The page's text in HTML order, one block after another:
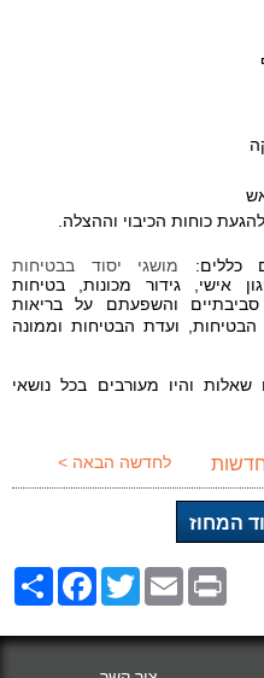
כוחות הכיבוי וההצלה
כללים: מושגי יסוד בבטיחות
אישי,גידור מכונות, בטיחות
והשפעתם על בריאות
הבטיחות, ועדת הבטיחות וממונה
והיו מעורבים בכל נושאי
לחדשה הבאה >
המחוז
ShareFacebookTwitter Email Print